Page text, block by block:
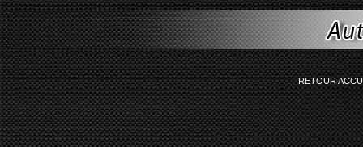
string(77) "Smarty error:
RETOUR